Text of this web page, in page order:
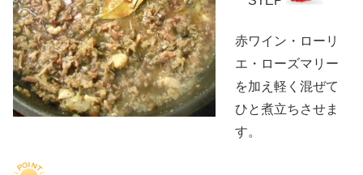
赤ワイン・ローリ
エ・ローズマリー
を加え軽く混ぜて
ひと煮立ちさせま
す。